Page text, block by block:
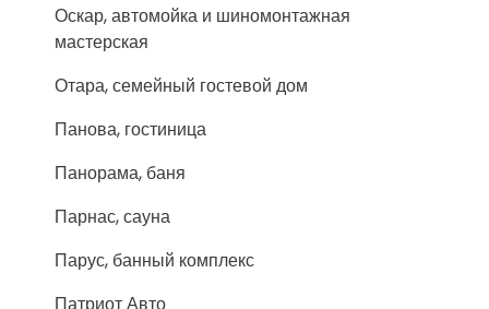
Оскар, автомойка и шиномонтажная
мастерская
Отара, семейный гостевой дом
Панова, гостиница
Панорама, баня
Парнас, сауна
Парус, банный комплекс